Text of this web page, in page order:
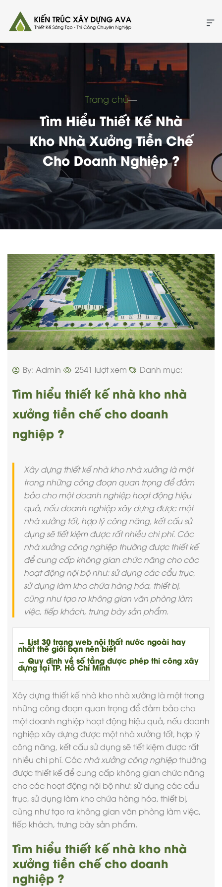
Trang chủ―
Tìm Hiểu Thiết Kế Nhà
Kho Nhà Xưởng Tiền Chế
Cho Doanh Nghiệp ?
By: Admin 2541 lượt xem Danh mục:
Tìm hiểu thiết kế nhà kho nhà
xưởng tiền chế cho doanh
nghiệp ?
Xây dựng thiết kế nhà kho nhà xưởng là một
trong những công đoạn quan trọng để đảm
bảo cho một doanh nghiệp hoạt động hiệu
quả, nếu doanh nghiệp xây dựng được một
nhà xưởng tốt, hợp lý công năng, kết cấu sử
dụng sẽ tiết kiệm được rất nhiều chi phí. Các
nhà xưởng công nghiệp thường được thiết kế
để cung cấp không gian chức năng cho các
hoạt động nội bộ như: sử dụng các cẩu trục,
sử dụng làm kho chứa hàng hóa, thiết bị,
cũng như tạo ra không gian văn phòng làm
việc, tiếp khách, trưng bày sản phẩm.
→ List 30 trang web nội thất nước ngoài hay
nhất thế giới bạn nên biết
→ Quy định về số tầng được phép thi công xây
dựng tại TP. Hồ Chí Minh
Xây dựng thiết kế nhà kho nhà xưởng là một trong
những công đoạn quan trọng để đảm bảo cho
một doanh nghiệp hoạt động hiệu quả, nếu doanh
nghiệp xây dựng được một nhà xưởng tốt, hợp lý
công năng, kết cấu sử dụng sẽ tiết kiệm được rất
nhiều chi phí. Các nhà xưởng công nghiệpthường
được thiết kế để cung cấp không gian chức năng
cho các hoạt động nội bộ như: sử dụng các cẩu
trục, sử dụng làm kho chứa hàng hóa, thiết bị,
cũng như tạo ra không gian văn phòng làm việc,
tiếp khách, trưng bày sản phẩm.
Tìm hiểu thiết kế nhà kho nhà
xưởng tiền chế cho doanh
nghiệp ?